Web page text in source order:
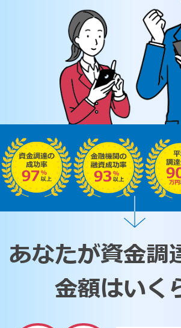
あなたが資金調
金額はいく